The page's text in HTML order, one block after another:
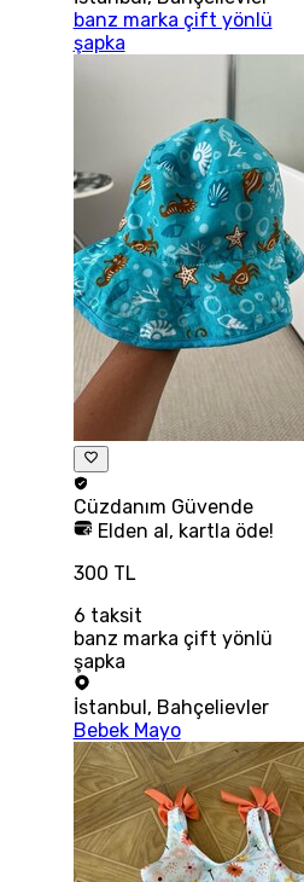
banz marka çift yönlü
şapka
Cüzdanım Güvende
Elden al, kartla öde!
300 TL
6 taksit
banz marka çift yönlü
şapka
İstanbul, Bahçelievler
Bebek Mayo